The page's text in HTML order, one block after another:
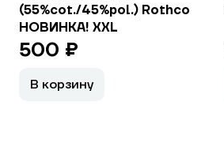
(55%cot./45%pol.) Rothco
НОВИНКА! ХXL
500 ₽
В корзину